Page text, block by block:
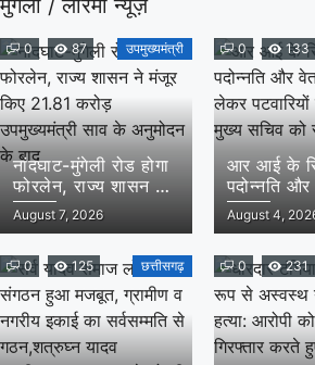
0 87 उपमुख्यमंत्री
नांदघाट-मुंगेली रोड होगा
फोरलेन, राज्य शासन ने
मंजूर किए 21.81 करोड़
उपमुख्यमंत्री साव के
August 7, 2026
0 133
आर आई के
पदोन्नति
विसंगति को
पटवारियों ने
ज्ञापन..
August 4,
0 125 छत्तीसगढ़ 0 231